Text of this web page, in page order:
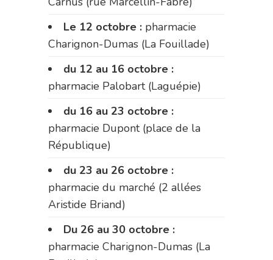
Le 12 octobre : pharmacie
Charignon-Dumas (La Fouillade)
du 12 au 16 octobre :
pharmacie Palobart (Laguépie)
du 16 au 23 octobre :
pharmacie Dupont (place de la
République)
du 23 au 26 octobre :
pharmacie du marché (2 allées
Aristide Briand)
Du 26 au 30 octobre :
pharmacie Charignon-Dumas (La